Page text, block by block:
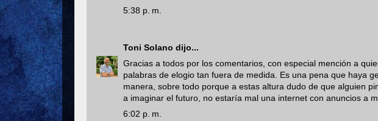
5:38 p. m.
Toni Solano dijo...
Gracias a todos por los comentarios, con especial mención a
palabras de elogio tan fuera de medida. Es una pena que haya
manera, sobre todo porque a estas altura dudo de que alguien
a imaginar el futuro, no estaría mal una internet con anuncios a
6:02 p. m.